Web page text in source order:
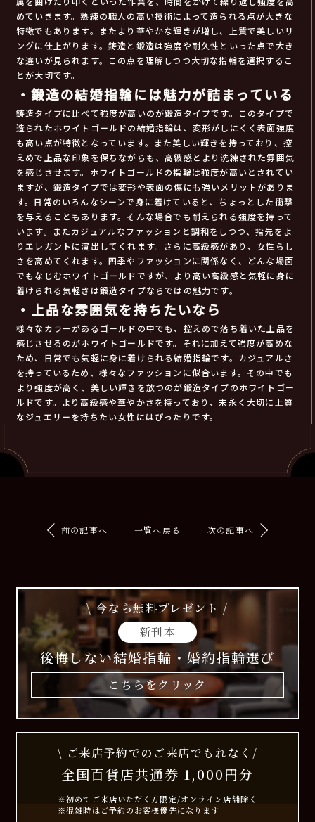
めていきます。熟練の職人の高い技術によって造られる点が大きな
特徴でもあります。またより華やかな輝きが増し、上質で美しいリ
ングに仕上がります。鋳造と鍛造は強度や耐久性といった点で大き
な違いが見られます。この点を理解しつつ大切な指輪を選択するこ
とが大切です。
・鍛造の結婚指輪には魅力が詰まっている
鋳造タイプに比べて強度が高いのが鍛造タイプです。このタイプで
造られたホワイトゴールドの結婚指輪は、変形がしにくく表面強度
も高い点が特徴となっています。また美しい輝きを持っており、控
えめで上品な印象を保ちながらも、高級感とより洗練された雰囲気
を感じさせます。ホワイトゴールドの指輪は強度が高いとされてい
ますが、鍛造タイプでは変形や表面の傷にも強いメリットがありま
す。日常のいろんなシーンで身に着けていると、ちょっとした衝撃
を与えることもあります。そんな場合でも耐えられる強度を持って
います。またカジュアルなファッションと調和をしつつ、指先をよ
りエレガントに演出してくれます。さらに高級感があり、女性らし
さを高めてくれます。四季やファッションに関係なく、どんな場面
でもなじむホワイトゴールドですが、より高い高級感と気軽に身に
着けられる気軽さは鍛造タイプならではの魅力です。
・上品な雰囲気を持ちたいなら
様々なカラーがあるゴールドの中でも、控えめで落ち着いた上品を
感じさせるのがホワイトゴールドです。それに加えて強度が高めな
ため、日常でも気軽に身に着けられる結婚指輪です。カジュアルさ
を持っているため、様々なファッションに似合います。その中でも
より強度が高く、美しい輝きを放つのが鍛造タイプのホワイトゴー
ルドです。より高級感や華やかさを持っており、末永く大切に上質
なジュエリーを持ちたい女性にはぴったりです。
前の記事へ 一覧へ戻る 次の記事へ
\ 今なら無料プレゼント /
新刊本
後悔しない結婚指輪・婚約指輪選び
こちらをクリック
\ ご来店予約でのご来店でもれなく/
全国百貨店共通券 1,000円分
※初めてご来店いただく方限定/オンライン店舗除く
※混雑時はご予約のお客様優先になります